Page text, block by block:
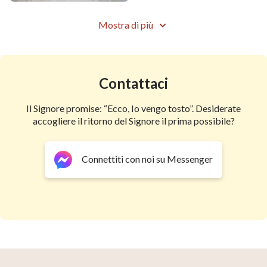
e avere caro tutto il Suo creato.
Il Suo cuore sussulta e patisce a ogni singola azione
Egli Si adira, Si affligge e Si addolora per il male e la
Egli Si compiace, gioisce,
Si muove al perdono ed esulta davanti al pentimento e
alla fede dell'uomo.
beneficio dell'umanità.
Mostra di più
Contattaci
Il Signore promise: “Ecco, Io vengo tosto”. Desiderate
accogliere il ritorno del Signore il prima possibile?
Connettiti con noi su Messenger